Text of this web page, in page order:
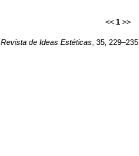
<< 1 >>
Revista de Ideas Estéticas, 35, 229–235.